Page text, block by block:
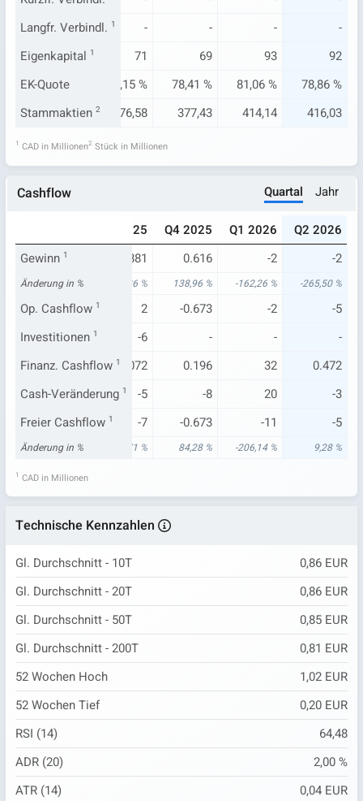
Langfr. Verbindl. 1
- - - -
-
Eigenkapital 1
71 71 69 93
92
EK-Quote
83,90 % 82,15 % 78,41 % 81,06 %
78,86 %
Stammaktien 2
375,98 376,58 377,43 414,14 416,03
1 CAD in Millionen2 Stück in Millionen
Cashflow Quartal Jahr
Q3 2025 Q4 2025 Q1 2026
Q2 2026
Gewinn 1
-0.530 -0.881 0.616 -2 -2
Änderung in %
-75,02 % 31,36 % 138,96 % -162,26 % -265,50 %
Op. Cashflow 1
-3 2 -0.673 -2
-5
Investitionen 1
-1 -6 - -
-
Finanz. Cashflow 1
14 0.072 0.196 32
0.472
Cash-Veränderung 1
12 -5 -8 20
-3
Freier Cashflow 1
-6 -7 -0.673 -11 -5
Änderung in %
-517,97 % -569,71 % 84,28 % -206,14 % 9,28 %
1 CAD in Millionen
Technische Kennzahlen
Gl. Durchschnitt - 10T
0,86 EUR
Gl. Durchschnitt - 20T
0,86 EUR
Gl. Durchschnitt - 50T
0,85 EUR
Gl. Durchschnitt - 200T
0,81 EUR
52 Wochen Hoch
1,02 EUR
52 Wochen Tief
0,20 EUR
RSI (14)
64,48
ADR (20)
2,00 %
ATR (14)
0,04 EUR